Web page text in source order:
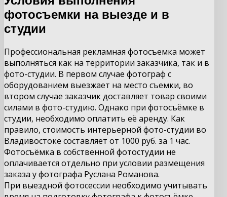
фотосъемки на выезде и в
студии
Профессиональная рекламная фотосъемка может
выполняться как на территории заказчика, так и в
фото-студии. В первом случае фотограф с
оборудованием выезжает на место съемки, во
втором случае заказчик доставляет товар своими
силами в фото-студию. Однако при фотосъёмке в
студии, необходимо оплатить её аренду. Как
правило, стоимость интерьерной фото-студии во
Владивостоке составляет от 1000 руб. за 1 час.
Фотосъёмка в собственной фотостудии не
оплачивается отдельно при условии размещения
заказа у фотографа Руслана Романова.
При выездной фотосессии необходимо учитывать